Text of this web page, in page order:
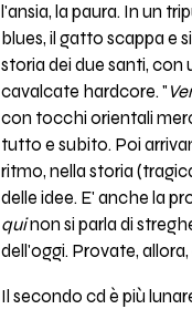
l'ansia, la paura. In un
blues, il gatto scappa e
storia dei due santi,
cavalcate hardcore. "
con tocchi orientali
tutto e subito. Poi
ritmo, nella storia
delle idee. E' anche la
quinon si parla di
dell'oggi. Provate,
Il secondo cd è più